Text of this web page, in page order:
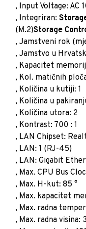
, Input Voltage: AC
, Integriran:
(M.2)Storage
, Jamstveni rok
, Jamstvo u
, Kapacitet
, Kol. matičnih
, Količina u kutiji: 1
, Količina u
, Količina utora: 2
, Kontrast: 700 : 1
, LAN Chipset:
, LAN: 1 (RJ-45)
, LAN: Gigabit
, Max. CPU Bus
, Max. H-kut: 85 °
, Max. kapacitet
, Max. radna
, Max. radna visina: